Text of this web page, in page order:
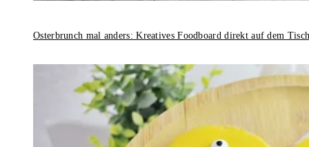
Osterbrunch mal anders: Kreatives Foodboard direkt auf dem